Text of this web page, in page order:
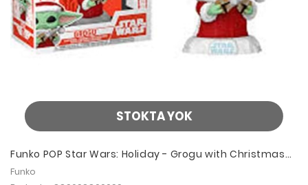
STOKTA YOK
Funko POP Star Wars: Holiday - Grogu with Christmas
Cookie
Funko